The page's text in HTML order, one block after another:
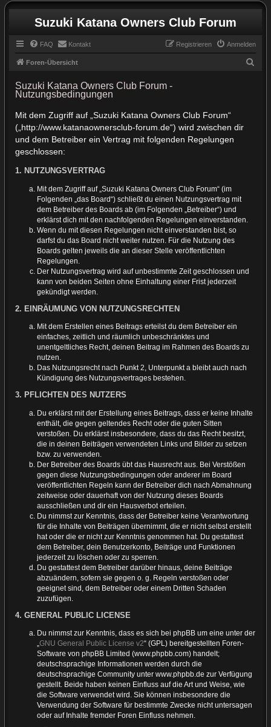
Suzuki Katana Owners Club Forum
FAQ Kontakt Anmelden
Registrieren
Foren-Übersicht
Suzuki Katana Owners Club Forum -
Nutzungsbedingungen
Mit dem Zugriff auf „Suzuki Katana Owners Club Forum“
(„http://www.katanaownersclub-forum.de“) wird zwischen dir
und dem Betreiber ein Vertrag mit folgenden Regelungen
geschlossen:
1. NUTZUNGSVERTRAG
Mit dem Zugriff auf „Suzuki Katana Owners Club Forum“ (im
Folgenden „das Board“) schließt du einen Nutzungsvertrag mit
dem Betreiber des Boards ab (im Folgenden „Betreiber“) und
erklärst dich mit den nachfolgenden Regelungen einverstanden.
Wenn du mit diesen Regelungen nicht einverstanden bist, so
darfst du das Board nicht weiter nutzen. Für die Nutzung des
Boards gelten jeweils die an dieser Stelle veröffentlichten
Regelungen.
Der Nutzungsvertrag wird auf unbestimmte Zeit geschlossen und
kann von beiden Seiten ohne Einhaltung einer Frist jederzeit
gekündigt werden.
2. EINRÄUMUNG VON NUTZUNGSRECHTEN
Mit dem Erstellen eines Beitrags erteilst du dem Betreiber ein
einfaches, zeitlich und räumlich unbeschränktes und
unentgeltliches Recht, deinen Beitrag im Rahmen des Boards zu
nutzen.
Das Nutzungsrecht nach Punkt 2, Unterpunkt a bleibt auch nach
Kündigung des Nutzungsvertrages bestehen.
3. PFLICHTEN DES NUTZERS
Du erklärst mit der Erstellung eines Beitrags, dass er keine Inhalte
enthält, die gegen geltendes Recht oder die guten Sitten
verstoßen. Du erklärst insbesondere, dass du das Recht besitzt,
die in deinen Beiträgen verwendeten Links und Bilder zu setzen
bzw. zu verwenden.
Der Betreiber des Boards übt das Hausrecht aus. Bei Verstößen
gegen diese Nutzungsbedingungen oder anderer im Board
veröffentlichten Regeln kann der Betreiber dich nach Abmahnung
zeitweise oder dauerhaft von der Nutzung dieses Boards
ausschließen und dir ein Hausverbot erteilen.
Du nimmst zur Kenntnis, dass der Betreiber keine Verantwortung
für die Inhalte von Beiträgen übernimmt, die er nicht selbst erstellt
hat oder die er nicht zur Kenntnis genommen hat. Du gestattest
dem Betreiber, dein Benutzerkonto, Beiträge und Funktionen
jederzeit zu löschen oder zu sperren.
Du gestattest dem Betreiber darüber hinaus, deine Beiträge
abzuändern, sofern sie gegen o. g. Regeln verstoßen oder
geeignet sind, dem Betreiber oder einem Dritten Schaden
zuzufügen.
4. GENERAL PUBLIC LICENSE
Du nimmst zur Kenntnis, dass es sich bei phpBB um eine unter der
„GNU General Public License v2“ (GPL) bereitgestellten Foren-
Software von phpBB Limited (www.phpbb.com) handelt;
deutschsprachige Informationen werden durch die
deutschsprachige Community unter www.phpbb.de zur Verfügung
gestellt. Beide haben keinen Einfluss auf die Art und Weise, wie
die Software verwendet wird. Sie können insbesondere die
Verwendung der Software für bestimmte Zwecke nicht untersagen
oder auf Inhalte fremder Foren Einfluss nehmen.